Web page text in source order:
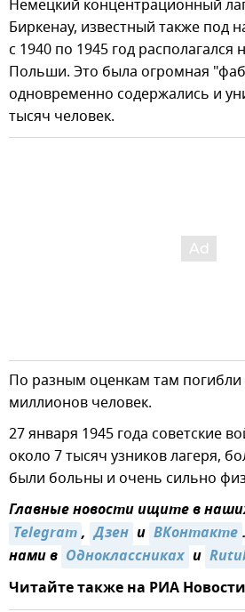
Немецкий концентрационный
Биркенау, известный также под
с 1940 по 1945 год располагался
Польши. Это была огромная
одновременно содержались и
тысяч человек.
По разным оценкам там погибли
миллионов человек.
27 января 1945 года советские
около 7 тысяч узников лагеря,
были больны и очень сильно
Главные новости ищите в
Telegram, Дзен и ВКонтакте
нами в Одноклассниках и
Читайте также на РИА